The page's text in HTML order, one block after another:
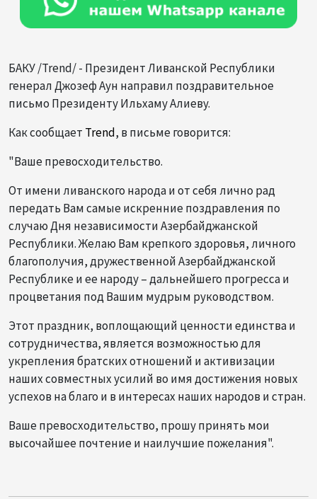
БАКУ /Trend/ - Президент Ливанской Республики
генерал Джозеф Аун направил поздравительное
письмо Президенту Ильхаму Алиеву.
Как сообщает Trend, в письме говорится:
"Ваше превосходительство.
От имени ливанского народа и от себя лично рад
передать Вам самые искренние поздравления по
случаю Дня независимости Азербайджанской
Республики. Желаю Вам крепкого здоровья, личного
благополучия, дружественной Азербайджанской
Республике и ее народу – дальнейшего прогресса и
процветания под Вашим мудрым руководством.
Этот праздник, воплощающий ценности единства и
сотрудничества, является возможностью для
укрепления братских отношений и активизации
наших совместных усилий во имя достижения новых
успехов на благо и в интересах наших народов и стран.
Ваше превосходительство, прошу принять мои
высочайшее почтение и наилучшие пожелания".